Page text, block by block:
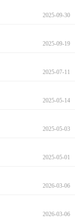
2025-09-30
2025-09-19
2025-07-11
2025-05-14
2025-05-03
2025-05-01
2026-03-06
2026-03-06